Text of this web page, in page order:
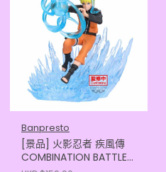
Banpresto
[景品] 火影忍者 疾風傳
COMBINATION BATTLE2